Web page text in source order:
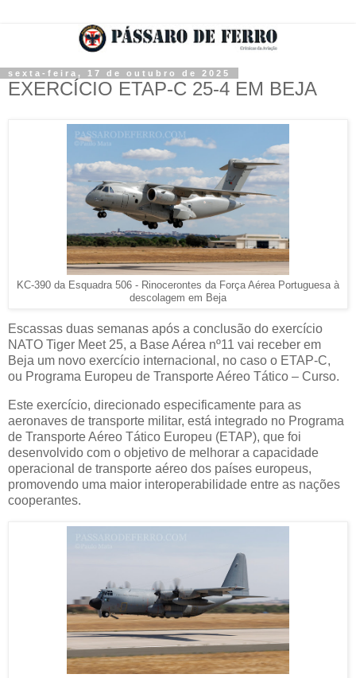
sexta-feira, 17 de outubro de 2025
EXERCÍCIO ETAP-C 25-4 EM BEJA
KC-390 da Esquadra 506 - Rinocerontes da Força Aérea Portuguesa à
descolagem em Beja
Escassas duas semanas após a conclusão do exercício
NATO Tiger Meet 25, a Base Aérea nº11 vai receber em
Beja um novo exercício internacional, no caso o ETAP-C,
ou Programa Europeu de Transporte Aéreo Tático – Curso.
Este exercício, direcionado especificamente para as
aeronaves de transporte militar, está integrado no Programa
de Transporte Aéreo Tático Europeu (ETAP), que foi
desenvolvido com o objetivo de melhorar a capacidade
operacional de transporte aéreo dos países europeus,
promovendo uma maior interoperabilidade entre as nações
cooperantes.